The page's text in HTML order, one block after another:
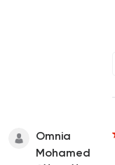
Omnia
Mohamed